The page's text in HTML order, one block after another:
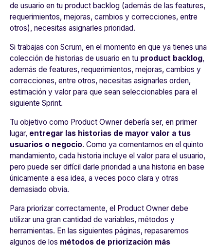
de usuario en tu product backlog (además de las features,
requerimientos, mejoras, cambios y correcciones, entre
otros), necesitas asignarles prioridad.
Si trabajas con Scrum, en el momento en que ya tienes una
colección de historias de usuario en tu product backlog,
además de features, requerimientos, mejoras, cambios y
correcciones, entre otros, necesitas asignarles orden,
estimación y valor para que sean seleccionables para el
siguiente Sprint.
Tu objetivo como Product Owner debería ser, en primer
lugar, entregar las historias de mayor valor a tus
usuarios o negocio. Como ya comentamos en el quinto
mandamiento, cada historia incluye el valor para el usuario,
pero puede ser difícil darle prioridad a una historia en base
únicamente a esa idea, a veces poco clara y otras
demasiado obvia.
Para priorizar correctamente, el Product Owner debe
utilizar una gran cantidad de variables, métodos y
herramientas. En las siguientes páginas, repasaremos
algunos de los métodos de priorización más